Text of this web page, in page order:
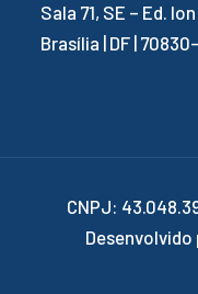
Sala 71, SE – Ed.
Brasília | DF |
CNPJ: